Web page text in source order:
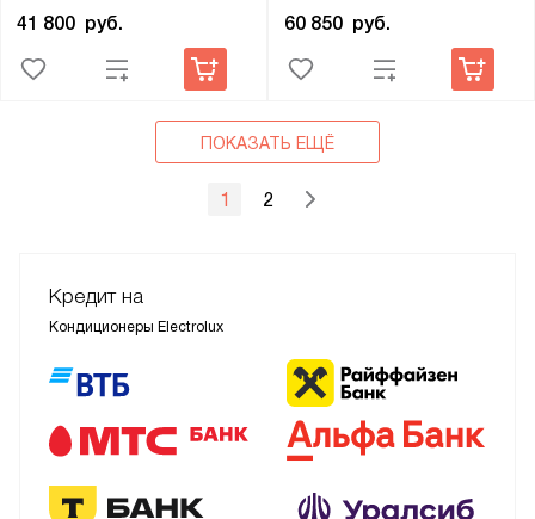
41 800 руб. 60 850 руб.
ПОКАЗАТЬ ЕЩЁ
1 2
Кредит на
Кондиционеры Electrolux